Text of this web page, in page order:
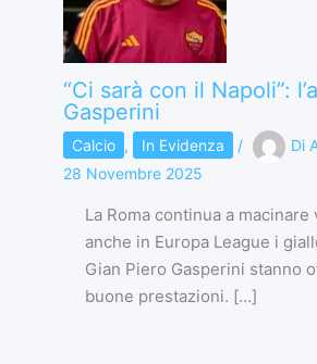
“Ci sarà con il Napoli”:
Gasperini
Calcio , In Evidenza / Di
28 Novembre 2025
La Roma continua a macinare
anche in Europa League i
Gian Piero Gasperini stanno
buone prestazioni. […]